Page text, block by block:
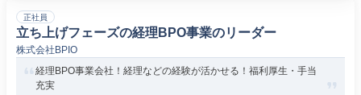
正社員
立ち上げフェーズの経理BPO事業のリーダー
株式会社BPIO
経理BPO事業会社！経理などの経験が活かせる！福利厚生・手当
充実